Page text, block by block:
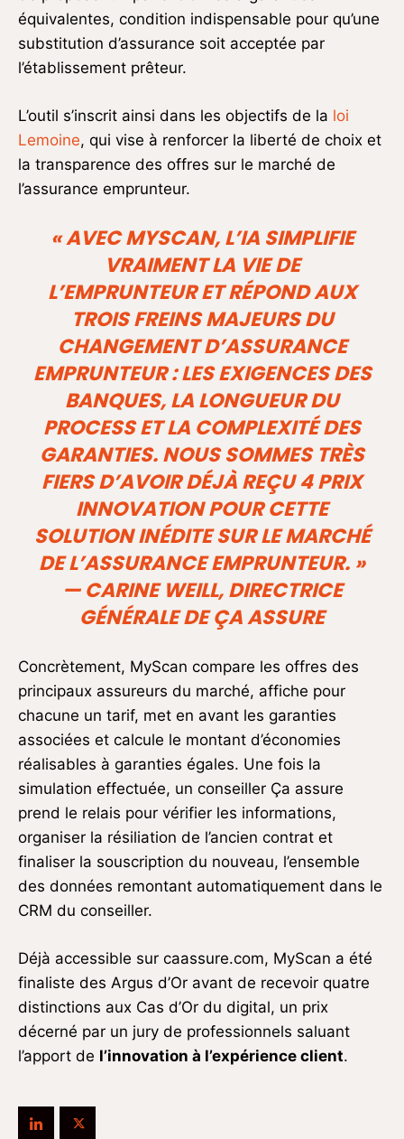
équivalentes, condition indispensable pour qu’une
substitution d’assurance soit acceptée par
l’établissement prêteur.
L’outil s’inscrit ainsi dans les objectifs de la loi
Lemoine, qui vise à renforcer la liberté de choix et
la transparence des offres sur le marché de
l’assurance emprunteur.
« AVEC MYSCAN, L’IA SIMPLIFIE
VRAIMENT LA VIE DE
L’EMPRUNTEUR ET RÉPOND AUX
TROIS FREINS MAJEURS DU
CHANGEMENT D’ASSURANCE
EMPRUNTEUR : LES EXIGENCES DES
BANQUES, LA LONGUEUR DU
PROCESS ET LA COMPLEXITÉ DES
GARANTIES. NOUS SOMMES TRÈS
FIERS D’AVOIR DÉJÀ REÇU 4 PRIX
INNOVATION POUR CETTE
SOLUTION INÉDITE SUR LE MARCHÉ
DE L’ASSURANCE EMPRUNTEUR. »
— CARINE WEILL, DIRECTRICE
GÉNÉRALE DE ÇA ASSURE
Concrètement, MyScan compare les offres des
principaux assureurs du marché, affiche pour
chacune un tarif, met en avant les garanties
associées et calcule le montant d’économies
réalisables à garanties égales. Une fois la
simulation effectuée, un conseiller Ça assure
prend le relais pour vérifier les informations,
organiser la résiliation de l’ancien contrat et
finaliser la souscription du nouveau, l’ensemble
des données remontant automatiquement dans le
CRM du conseiller.
Déjà accessible sur caassure.com, MyScan a été
finaliste des Argus d’Or avant de recevoir quatre
distinctions aux Cas d’Or du digital, un prix
décerné par un jury de professionnels saluant
l’apport de l’innovation à l’expérience client.